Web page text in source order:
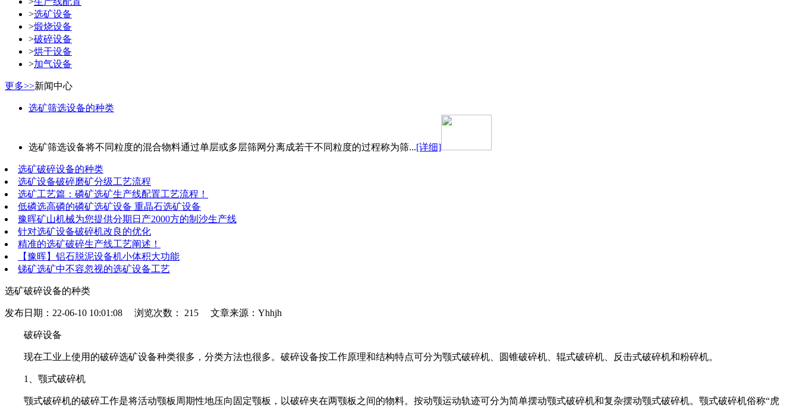
>选矿设备
>煅烧设备
>破碎设备
>烘干设备
>加气设备
更多>>新闻中心
选矿筛选设备的种类
选矿筛选设备将不同粒度的混合物料通过单层或多层筛网分离成若干不同粒度的过程称为筛...[详细]
选矿破碎设备的种类
选矿设备破碎磨矿分级工艺流程
选矿工艺篇：磷矿选矿生产线配置工艺流程！
低磷选高磷的磷矿选矿设备 重晶石选矿设备
豫晖矿山机械为您提供分期日产2000方的制沙生产线
针对选矿设备破碎机改良的优化
精准的选矿破碎生产线工艺阐述！
【豫晖】铝石脱泥设备机小体积大功能
锑矿选矿中不容忽视的选矿设备工艺
选矿破碎设备的种类
发布日期：22-06-10 10:01:08 浏览次数： 215 文章来源：Yhhjh
破碎设备
现在工业上使用的破碎选矿设备种类很多，分类方法也很多。破碎设备按工作原理和结构特点可分为颚式破碎机、圆锥破碎机、辊式破碎机、反击式破碎机和粉碎机。
1、颚式破碎机
颚式破碎机的破碎工作是将活动颚板周期性地压向固定颚板，以破碎夹在两颚板之间的物料。按动颚运动轨迹可分为简单摆动颚式破碎机和复杂摆动颚式破碎机。颚式破碎机俗称“虎